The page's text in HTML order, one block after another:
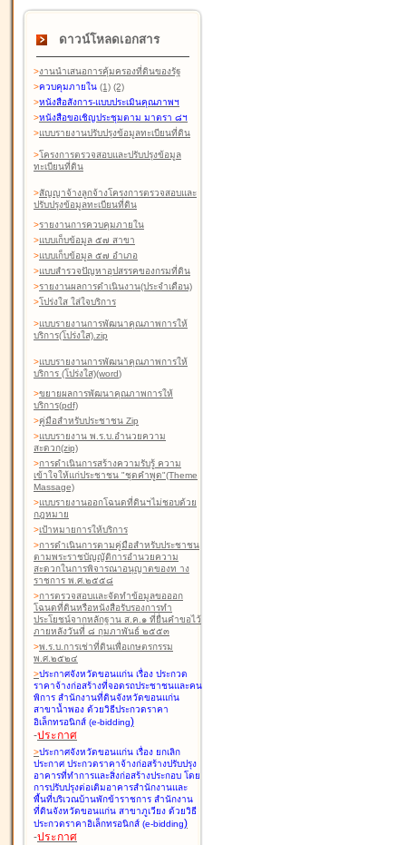
ดาวน์โหลดเอกสาร
>งานนำเสนอการคุ้มครองที่ดินของรัฐ
>ควบคุมภายใน (1) (2)
>หนังสือสังการ-แบบประเมินคุณภาพฯ
>หนังสือขอเชิญประชุมตาม มาตรา ๘ฯ
>แบบรายงานปรับปรุงข้อมูลทะเบียนที่ดิน
>โครงการตรวจสอบและปรับปรุงข้อมูล
ทะเบียนที่ดิน
>สัญญาจ้างลูกจ้างโครงการตรวจสอบและ
ปรับปรุงข้อมูลทะเบียนที่ดิน
>รายงานการควบคุมภายใน
>แบบเก็บข้อมูล ๕๗ สาขา
>แบบเก็บข้อมูล ๕๗ อำเภอ
>แบบสำรวจปัญหาอุปสรรคของกรมที่ดิน
>รายงานผลการดำเนินงาน(ประจำเดือน)
>โปร่งใส ใส่ใจบริการ
>แบบรายงานการพัฒนาคุณภาพการให้
บริการ(โปร่งใส).zip
>แบบรายงานการพัฒนาคุณภาพการให้
บริการ (โปร่งใส)(word)
>ขยายผลการพัฒนาคุณภาพการให้
บริการ(pdf)
>คู่มือสำหรับประชาชน Zip
>แบบรายงาน พ.ร.บ.อำนวยความ
สะดวก(zip)
>การดำเนินการสร้างความรับรู้ ความ
เข้าใจให้แก่ประชาชน "ชุดคำพูด"(Theme
Massage)
>แบบรายงานออกโฉนดที่ดินฯไม่ชอบด้วย
กฎหมาย
>เป้าหมายการให้บริการ
>การดำเนินการตามคู่มือสำหรับประชาชน
ตามพระราชบัญญัติการอำนวยความ
สะดวกในการพิจารณาอนุญาตของท าง
ราชการ พ.ศ.๒๕๕๘
>การตรวจสอบและจัดทำข้อมูลขอออก
โฉนดที่ดินหรือหนังสือรับรองการทำ
ประโยชน์จากหลักฐาน ส.ค.๑ ที่ยื่นคำขอไว้
ภายหลังวันที่ ๘ กุมภาพันธ์ ๒๕๕๓
>พ.ร.บ.การเช่าที่ดินเพื่อเกษตรกรรม
พ.ศ.๒๕๒๔
>ประกาศจังหวัดขอนแก่น เรื่อง ประกวด
ราคาจ้างก่อสร้างที่จอดรถประชาชนและคน
พิการ สำนักงานที่ดินจังหวัดขอนแก่น
สาขาน้ำพอง ด้วยวิธีประกวดราคา
อิเล็กทรอนิกส์ (e-bidding)
-ประกาศ
>ประกาศจังหวัดขอนแก่น เรื่อง ยกเลิก
ประกาศ ประกวดราคาจ้างก่อสร้างปรับปรุง
อาคารที่ทำการและสิ่งก่อสร้างประกอบ โดย
การปรับปรุงต่อเติมอาคารสำนักงานและ
พื้นที่บริเวณบ้านพักข้าราชการ สำนักงาน
ที่ดินจังหวัดขอนแก่น สาขาภูเวียง ด้วยวิธี
ประกวดราคาอิเล็กทรอนิกส์ (e-bidding)
-ประกาศ